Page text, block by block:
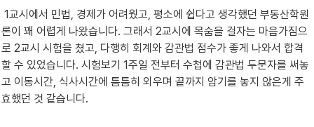
론이 꽤 어렵게 나왔습니다. 그래서 2교시에 목숨을 걸자는 마음가짐으
로 2교시 시험을 쳤고, 다행히 회계와 감관법 점수가 좋게 나와서 합격
할 수 있었습니다. 시험보기 1주일 전부터 수첩에 감관법 두문자를 써놓
고 이동시간, 식사시간에 틈틈히 외우며 끝까지 암기를 놓지 않은게 주
효했던 것 같습니다.